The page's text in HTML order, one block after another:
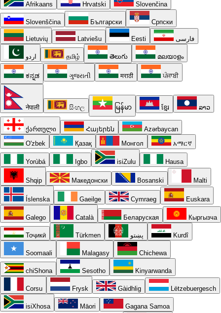
Afrikaans Hrvatski Slovenčina
Slovenščina Български Српски
Lietuvių Latviešu Eesti فارسی
اردو தமிழ் తెలుగు മലയാളം
ಕನ್ನಡ ગુજરાતી मराठी ਪੰਜਾਬੀ
नेपाली සිංහල မြန်မာ ខ្មែរ ລາວ
ქართული Հայերեն
Azərbaycan
O'zbek
Қазақ Монгол አማርኛ
Yorùbá Igbo isiZulu Hausa
Shqip Македонски Bosanski Malti
Íslenska Gaeilge Cymraeg Euskara
Galego Català Беларуская Кыргызча
Тоҷикӣ Türkmen پښتو Kurdî
Soomaali Malagasy Chichewa
chiShona Sesotho Kinyarwanda
Corsu Frysk Gàidhlig Lëtzebuergesch
isiXhosa Māori Gagana Samoa